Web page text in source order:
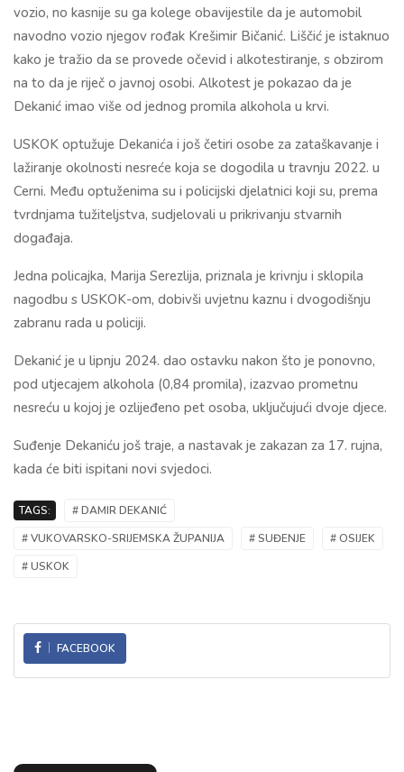
vozio, no kasnije su ga kolege obavijestile da je automobil
navodno vozio njegov rođak Krešimir Bičanić. Liščić je istaknuo
kako je tražio da se provede očevid i alkotestiranje, s obzirom
na to da je riječ o javnoj osobi. Alkotest je pokazao da je
Dekanić imao više od jednog promila alkohola u krvi.
USKOK optužuje Dekanića i još četiri osobe za zataškavanje i
lažiranje okolnosti nesreće koja se dogodila u travnju 2022. u
Cerni. Među optuženima su i policijski djelatnici koji su, prema
tvrdnjama tužiteljstva, sudjelovali u prikrivanju stvarnih
događaja.
Jedna policajka, Marija Serezlija, priznala je krivnju i sklopila
nagodbu s USKOK-om, dobivši uvjetnu kaznu i dvogodišnju
zabranu rada u policiji.
Dekanić je u lipnju 2024. dao ostavku nakon što je ponovno,
pod utjecajem alkohola (0,84 promila), izazvao prometnu
nesreću u kojoj je ozlijeđeno pet osoba, uključujući dvoje djece.
Suđenje Dekaniću još traje, a nastavak je zakazan za 17. rujna,
kada će biti ispitani novi svjedoci.
TAGS:
# DAMIR DEKANIĆ
# VUKOVARSKO-SRIJEMSKA ŽUPANIJA
# SUĐENJE
# OSIJEK
# USKOK
FACEBOOK